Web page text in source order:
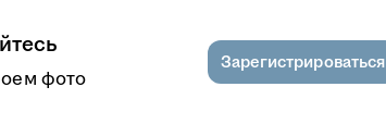
фото
Зарегистрироваться